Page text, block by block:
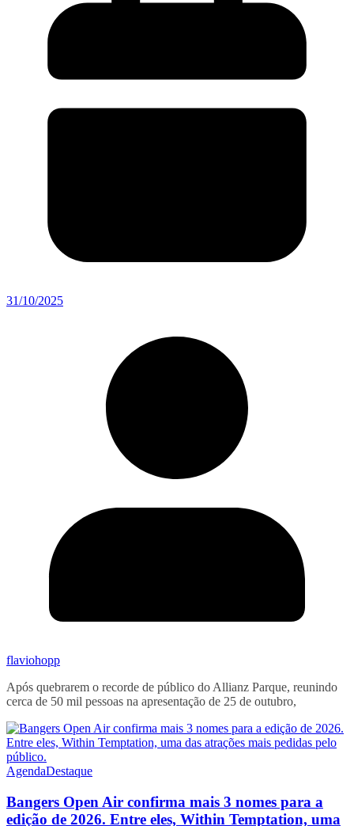
31/10/2025
flaviohopp
Após quebrarem o recorde de público do Allianz Parque, reunindo
cerca de 50 mil pessoas na apresentação de 25 de outubro,
AgendaDestaque
Bangers Open Air confirma mais 3 nomes para a
edição de 2026. Entre eles, Within Temptation, uma